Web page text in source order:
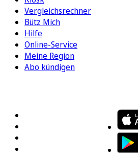
Vergleichsrechner
Bütz Mich
Hilfe
Online-Service
Meine Region
Abo kündigen